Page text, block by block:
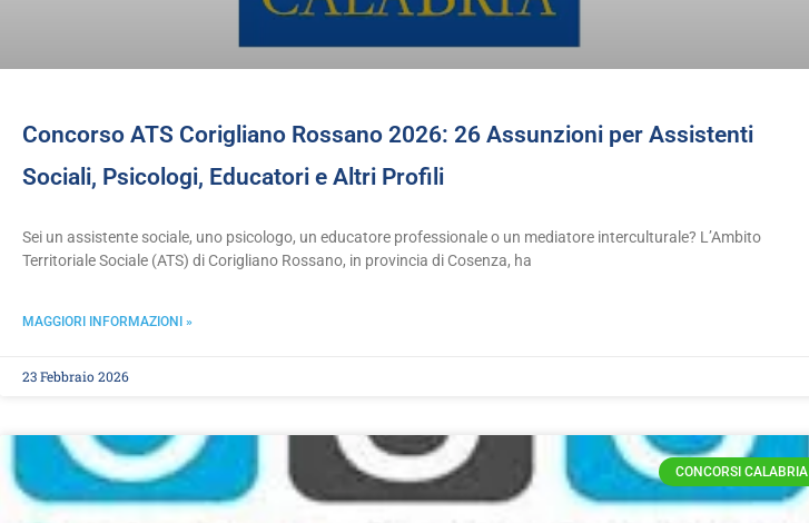
Concorso ATS Corigliano Rossano 2026: 26 Assunzioni per Assistenti
Sociali, Psicologi, Educatori e Altri Profili
Sei un assistente sociale, uno psicologo, un educatore professionale o un mediatore interculturale? L’Ambito
Territoriale Sociale (ATS) di Corigliano Rossano, in provincia di Cosenza, ha
MAGGIORI INFORMAZIONI »
23 Febbraio 2026
CONCORSI CALABRIA